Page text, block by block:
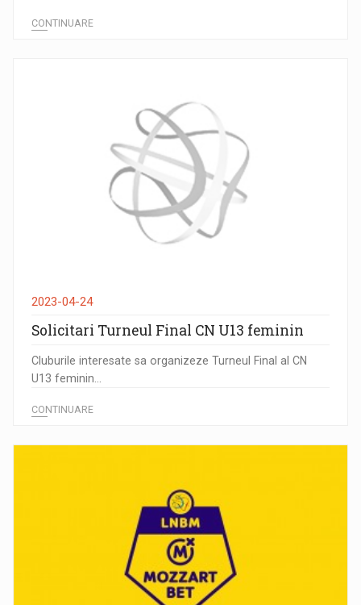
CONTINUARE
2023-04-24
Solicitari Turneul Final CN U13 feminin
Cluburile interesate sa organizeze Turneul Final al CN
U13 feminin...
CONTINUARE